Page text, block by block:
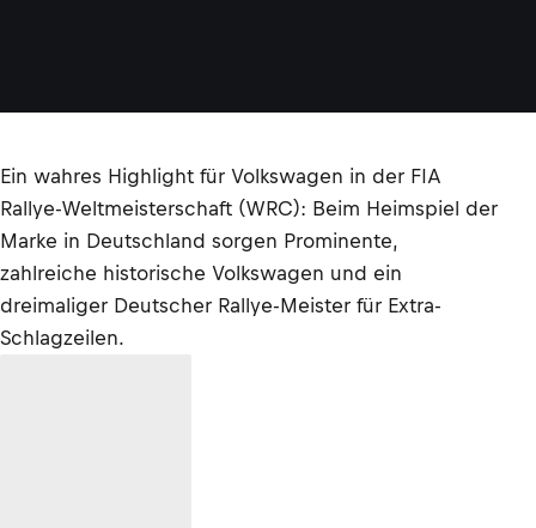
Ein wahres Highlight für Volkswagen in der FIA
Rallye-Weltmeisterschaft (WRC): Beim Heimspiel der
Marke in Deutschland sorgen Prominente,
zahlreiche historische Volkswagen und ein
dreimaliger Deutscher Rallye-Meister für Extra-
Schlagzeilen.